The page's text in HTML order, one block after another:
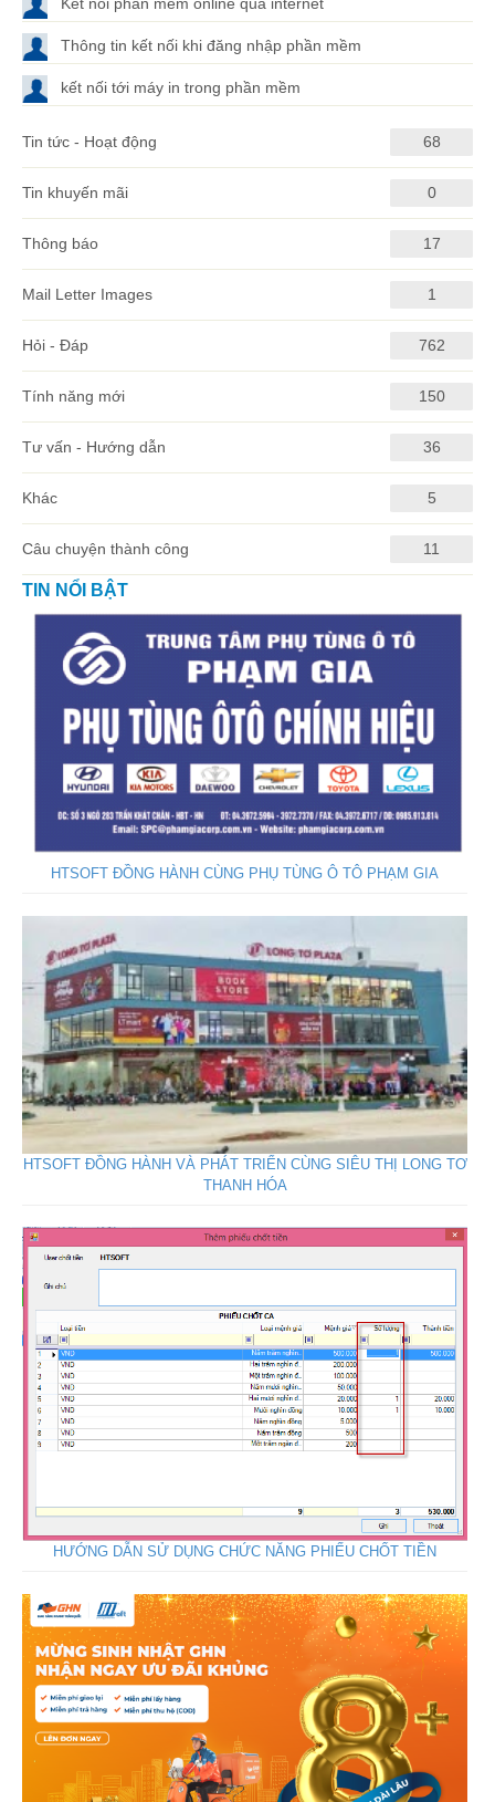
Kết nối phần mềm online qua internet
Thông tin kết nối khi đăng nhập phần mềm
kết nối tới máy in trong phần mềm
Tin tức - Hoạt động 68
Tin khuyến mãi 0
Thông báo 17
Mail Letter Images 1
Hỏi - Đáp 762
Tính năng mới 150
Tư vấn - Hướng dẫn 36
Khác 5
Câu chuyện thành công 11
TIN NỔI BẬT
HTSOFT ĐỒNG HÀNH CÙNG PHỤ TÙNG Ô TÔ PHẠM GIA
HTSOFT ĐỒNG HÀNH VÀ PHÁT TRIỂN CÙNG SIÊU THỊ LONG TƠ
THANH HÓA
HƯỚNG DẪN SỬ DỤNG CHỨC NĂNG PHIẾU CHỐT TIỀN